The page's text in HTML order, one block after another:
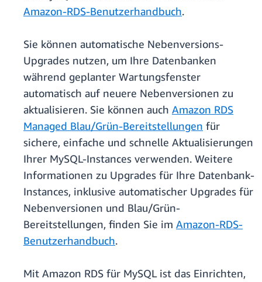
Amazon-RDS-Benutzerhandbuch.
Sie können automatische Nebenversions-
Upgrades nutzen, um Ihre Datenbanken
während geplanter Wartungsfenster
automatisch auf neuere Nebenversionen zu
aktualisieren. Sie können auch Amazon RDS
Managed Blau/Grün-Bereitstellungen für
sichere, einfache und schnelle Aktualisierungen
Ihrer MySQL-Instances verwenden. Weitere
Informationen zu Upgrades für Ihre Datenbank-
Instances, inklusive automatischer Upgrades für
Nebenversionen und Blau/Grün-
Bereitstellungen, finden Sie im Amazon-RDS-
Benutzerhandbuch.
Mit Amazon RDS für MySQL ist das Einrichten,